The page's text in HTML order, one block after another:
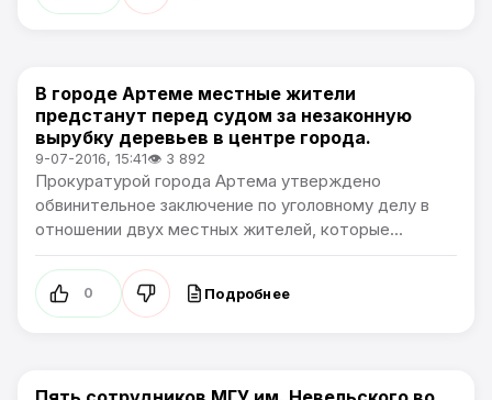
Происшествия
В городе Артеме местные жители
предстанут перед судом за незаконную
вырубку деревьев в центре города.
9-07-2016, 15:41👁 3 892
Прокуратурой города Артема утверждено
обвинительное заключение по уголовному делу в
отношении двух местных жителей, которые...
0 Подробнее